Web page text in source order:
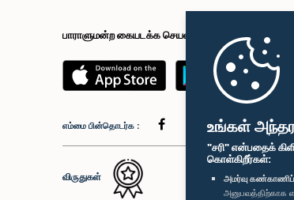
உங்கள்
"சரி" என்பதைக்
கொள்கிறீர்கள்:
அமர்வு
பாராளுமன்ற கையடக்க செயலி
எம்மை பின்தொடர்க :
விருதுகள்